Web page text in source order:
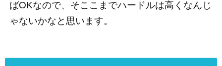
ばOKなので、そここまでハードルは高くなんじ
ゃないかなと思います。